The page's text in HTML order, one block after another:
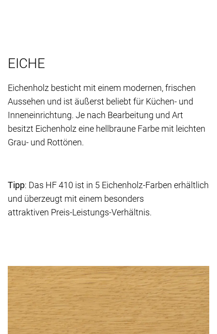
EICHE
Eichenholz besticht mit einem modernen, frischen
Aussehen und ist äußerst beliebt für Küchen- und
Inneneinrichtung. Je nach Bearbeitung und Art
besitzt Eichenholz eine hellbraune Farbe mit leichten
Grau- und Rottönen.
Tipp: Das HF 410 ist in 5 Eichenholz-Farben erhältlich
und überzeugt mit einem besonders
attraktiven Preis-Leistungs-Verhältnis.